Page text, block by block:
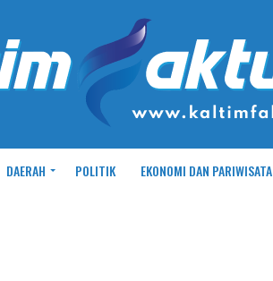
DAERAH POLITIK EKONOMI DAN PARIWISATA